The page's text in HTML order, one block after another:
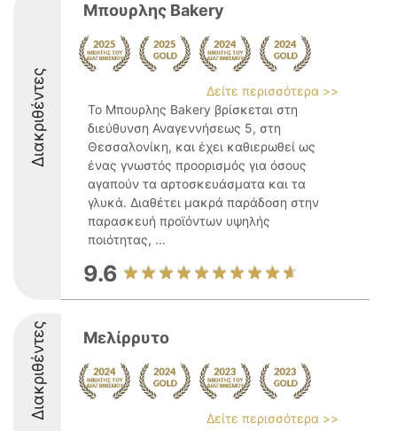
Διακριθέντες
Μπουρλης Bakery
Δείτε περισσότερα >>
Το Μπουρλης Bakery βρίσκεται στη
διεύθυνση Αναγεννήσεως 5, στη
Θεσσαλονίκη, και έχει καθιερωθεί ως
ένας γνωστός προορισμός για όσους
αγαπούν τα αρτοσκευάσματα και τα
γλυκά. Διαθέτει μακρά παράδοση στην
παρασκευή προϊόντων υψηλής
ποιότητας, ...
9.6
Διακριθέντες Μελίρρυτο
Δείτε περισσότερα >>